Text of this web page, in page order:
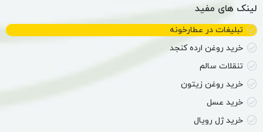
لینک های مفید
تبلیغات در عطارخونه
خرید روغن ارده کنجد
تنقلات سالم
خرید روغن زیتون
خرید عسل
خرید ژل رویال